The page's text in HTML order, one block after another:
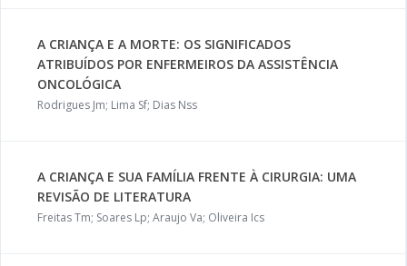
A CRIANÇA E A MORTE: OS SIGNIFICADOS
ATRIBUÍDOS POR ENFERMEIROS DA ASSISTÊNCIA
ONCOLÓGICA
Rodrigues Jm; Lima Sf; Dias Nss
A CRIANÇA E SUA FAMÍLIA FRENTE À CIRURGIA: UMA
REVISÃO DE LITERATURA
Freitas Tm; Soares Lp; Araujo Va; Oliveira Ics